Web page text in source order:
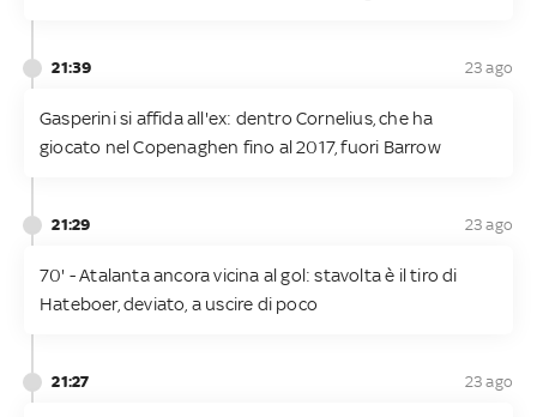
21:39 23 ago
Gasperini si affida all'ex: dentro Cornelius, che ha
giocato nel Copenaghen fino al 2017, fuori Barrow
21:29 23 ago
70' - Atalanta ancora vicina al gol: stavolta è il tiro di
Hateboer, deviato, a uscire di poco
21:27 23 ago